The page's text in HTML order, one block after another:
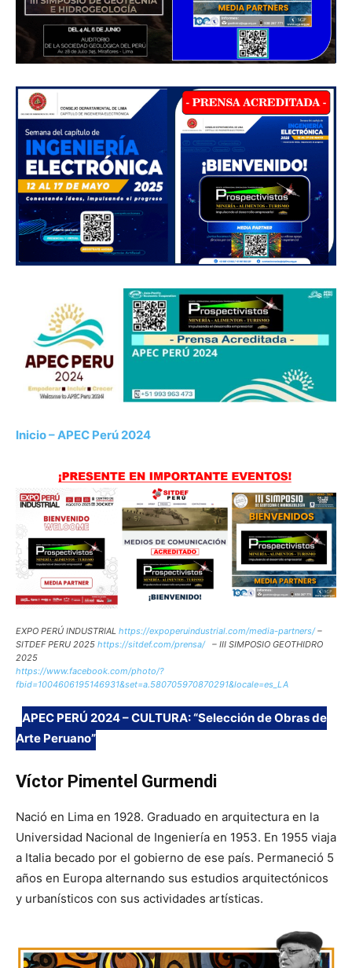
Inicio – APEC Perú 2024
EXPO PERÚ INDUSTRIAL https://expoperuindustrial.com/media-partners/–
SITDEF PERU 2025 https://sitdef.com/prensa/– III SIMPOSIO GEOTHIDRO
2025
https://www.facebook.com/photo/?
fbid=1004606195146931&set=a.580705970870291&locale=es_LA
APEC PERÚ 2024 – CULTURA: “Selección de Obras de
Arte Peruano”
Víctor Pimentel Gurmendi
Nació en Lima en 1928. Graduado en arquitectura en la
Universidad Nacional de Ingeniería en 1953. En 1955 viaja
a Italia becado por el gobierno de ese país. Permaneció 5
años en Europa alternando sus estudios arquitectónicos
y urbanísticos con sus actividades artísticas.